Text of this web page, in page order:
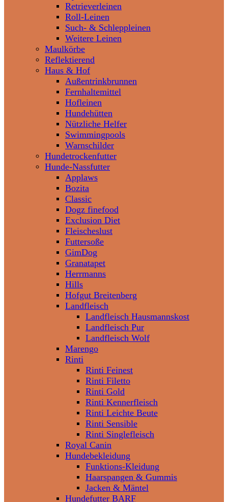
Retrieverleinen
Roll-Leinen
Such- & Schleppleinen
Weitere Leinen
Maulkörbe
Reflektierend
Haus & Hof
Außentrinkbrunnen
Fernhaltemittel
Hofleinen
Hundehütten
Nützliche Helfer
Swimmingpools
Warnschilder
Hundetrockenfutter
Hunde-Nassfutter
Applaws
Bozita
Classic
Dogz finefood
Exclusion Diet
Fleischeslust
Futtersoße
GimDog
Granatapet
Herrmanns
Hills
Hofgut Breitenberg
Landfleisch
Landfleisch Hausmannskost
Landfleisch Pur
Landfleisch Wolf
Marengo
Rinti
Rinti Feinest
Rinti Filetto
Rinti Gold
Rinti Kennerfleisch
Rinti Leichte Beute
Rinti Sensible
Rinti Singlefleisch
Royal Canin
Hundebekleidung
Funktions-Kleidung
Haarspangen & Gummis
Jacken & Mäntel
Hundefutter BARF